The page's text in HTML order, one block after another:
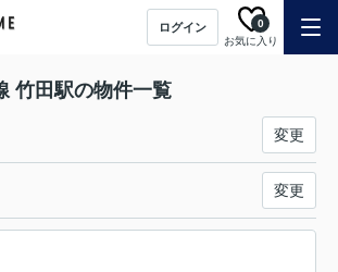
ログイン
お気に入り
0
竹田駅の物件一覧
変更
変更